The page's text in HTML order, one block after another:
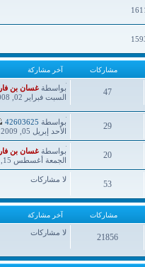
مشاركات آخر مشاركة
47
مشاركات
آخر
مشاركة
بواسطة غسان بن
السبت فبراير 02, 2008 3:42 pm
29
مشاركات
آخر
مشاركة
بواسطة 42603625
الأحد إبريل 05, 2009 1:55 pm
20
مشاركات
آخر
مشاركة
بواسطة غسان بن
الجمعة أغسطس 15, 2008 6:30 pm
53
مشاركات
لا مشاركات
مشاركات آخر مشاركة
21856
مشاركات
لا مشاركات